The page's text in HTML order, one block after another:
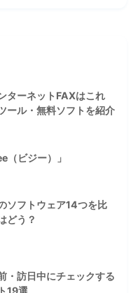
ターネットFAXはこれ
ール・無料ソフトを紹介
（ビジー）」
ソフトウェア14つを比
どう？
・訪日中にチェックする